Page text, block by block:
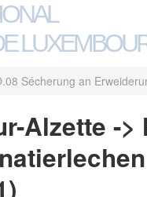
Sécherung an
Alzette ->